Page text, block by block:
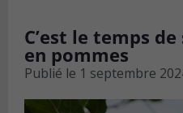
C’est le temps
en pommes
Publié le 1 septembre